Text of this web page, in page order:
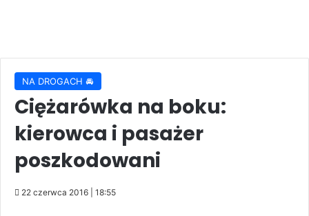
NA DROGACH 🚘
Ciężarówka na boku:
kierowca i pasażer
poszkodowani
22 czerwca 2016 | 18:55